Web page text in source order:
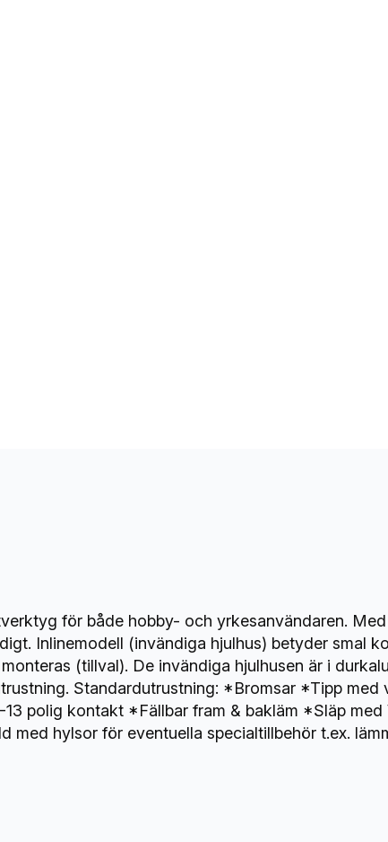
för både hobby- och yrkesanvändaren.
Inlinemodell (invändiga hjulhus) betyder smal
(tillval). De invändiga hjulhusen är i
Standardutrustning: *Bromsar *Tipp med
polig kontakt *Fällbar fram & bakläm *Släp med
hylsor för eventuella specialtillbehör t.ex.